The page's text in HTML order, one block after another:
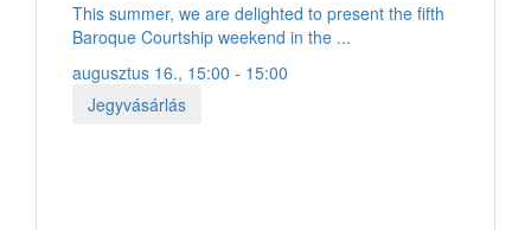
This summer, we are delighted to present the fifth
Baroque Courtship weekend in the ...
augusztus 16., 15:00 - 15:00
Jegyvásárlás